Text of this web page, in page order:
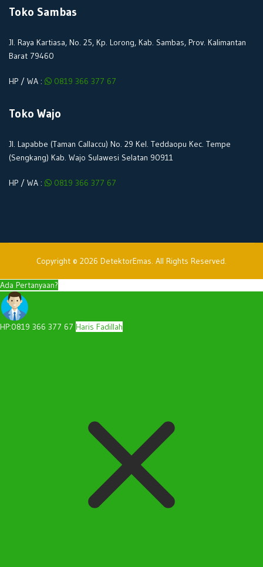
Toko Sambas
Jl. Raya Kartiasa, No. 25, Kp. Lorong, Kab. Sambas, Prov. Kalimantan
Barat 79460
HP / WA : 0819 366 377 67
Toko Wajo
Jl. Lapabbe (Taman Callaccu) No. 29 Kel. Teddaopu Kec. Tempe
(Sengkang) Kab. Wajo Sulawesi Selatan 90911
HP / WA : 0819 366 377 67
Copyright © 2026 DetektorEmas. All Rights Reserved.
Ada Pertanyaan?
HP:0819 366 377 67 Haris Fadillah